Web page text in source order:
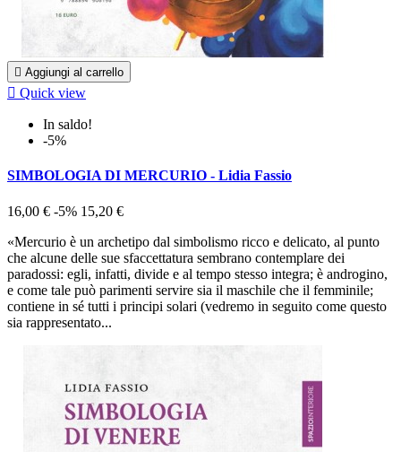
 Aggiungi al carrello
 Quick view
In saldo!
-5%
SIMBOLOGIA DI MERCURIO - Lidia Fassio
16,00 € -5% 15,20 €
«Mercurio è un archetipo dal simbolismo ricco e delicato, al punto
che alcune delle sue sfaccettatura sembrano contemplare dei
paradossi: egli, infatti, divide e al tempo stesso integra; è androgino,
e come tale può parimenti servire sia il maschile che il femminile;
contiene in sé tutti i principi solari (vedremo in seguito come questo
sia rappresentato...